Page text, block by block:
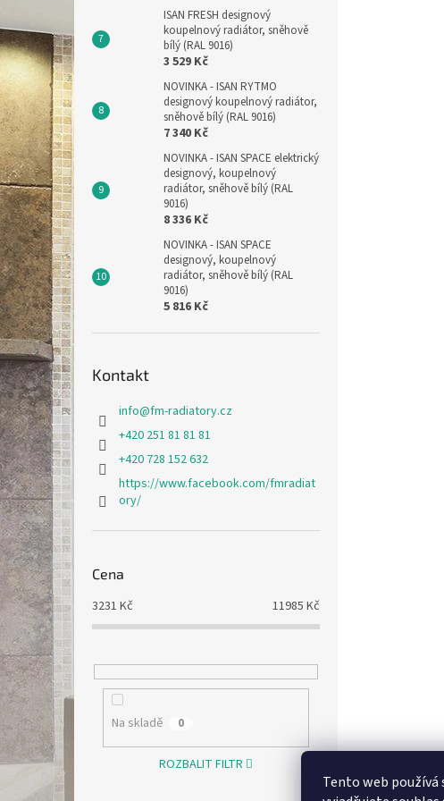
Tento web
ISAN FRESH designový
koupelnový radiátor, sněhově
bílý (RAL 9016)
3 529 Kč
NOVINKA - ISAN RYTMO
designový koupelnový radiátor,
sněhově bílý (RAL 9016)
7 340 Kč
NOVINKA - ISAN SPACE elektrický
designový, koupelnový
radiátor, sněhově bílý (RAL
9016)
8 336 Kč
NOVINKA - ISAN SPACE
designový, koupelnový
radiátor, sněhově bílý (RAL
9016)
5 816 Kč
Kontakt
info@fm-radiatory.cz
+420 251 81 81 81
+420 728 152 632
https://www.facebook.com/fmradiat
ory/
Cena
3231 Kč 11985 Kč
Na skladě 0
ROZBALIT FILTR